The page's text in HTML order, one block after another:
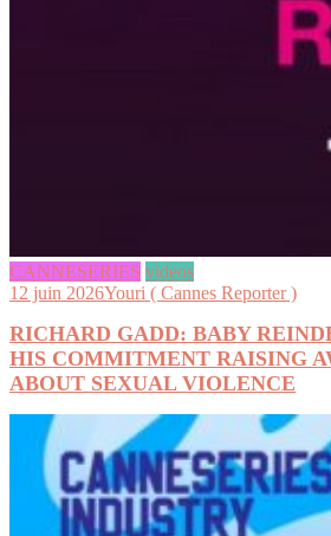
CANNESERIES videos
12 juin 2026Youri ( Cannes Reporter )
RICHARD GADD: BABY
HIS COMMITMENT RAISING
ABOUT SEXUAL VIOLENCE